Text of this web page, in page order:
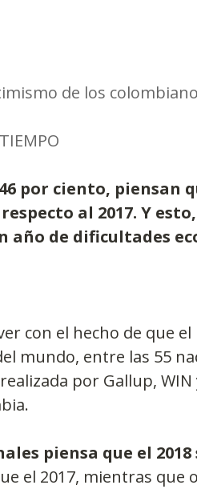
de los
por ciento, piensan
al 2017. Y
año de dificultades
con el hecho de que el
mundo, entre las 55
por Gallup, WIN
piensa que el
el 2017, mientras que